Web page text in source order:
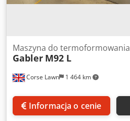
Corse Lawn 1 464 km
Maszyna do termoformowania
Gabler M92 L
Informacja o cenie